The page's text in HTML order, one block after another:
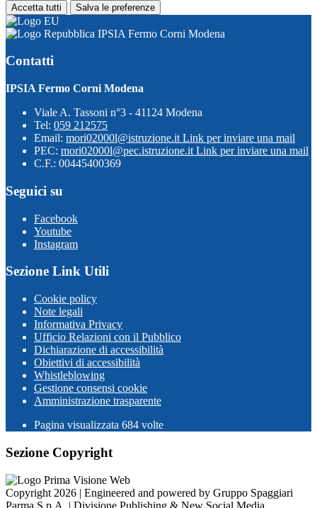
Accetta tutti Salva le preferenze
IPSIA Fermo Corni Modena
Contatti
IPSIA Fermo Corni Modena
Viale A. Tassoni n°3 - 41124 Modena
Tel: 059 212575
Email: mori02000l@istruzione.it Link per inviare una mail
PEC: mori02000l@pec.istruzione.it Link per inviare una mail
C.F.: 00445400369
Seguici su
Facebook
Youtube
Instagram
Sezione Link Utili
Cookie policy
Note legali
Informativa Privacy
Ufficio Relazioni con il Pubblico
Dichiarazione di accessibilità
Obiettivi di accessibilità
Whistleblowing
Gestione consensi cookie
Amministrazione trasparente
Pagina visualizzata 684 volte
Sezione Copyright
Copyright 2026 | Engineered and powered by Gruppo Spaggiari
Parma S.p.A. | Divisione Publishing & New Social Media